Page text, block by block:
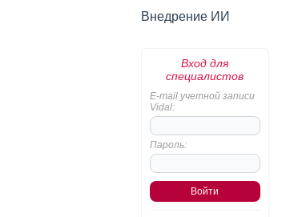
Внедрение ИИ
Вход для
специалистов
E-mail учетной записи
Vidal:
Пароль: